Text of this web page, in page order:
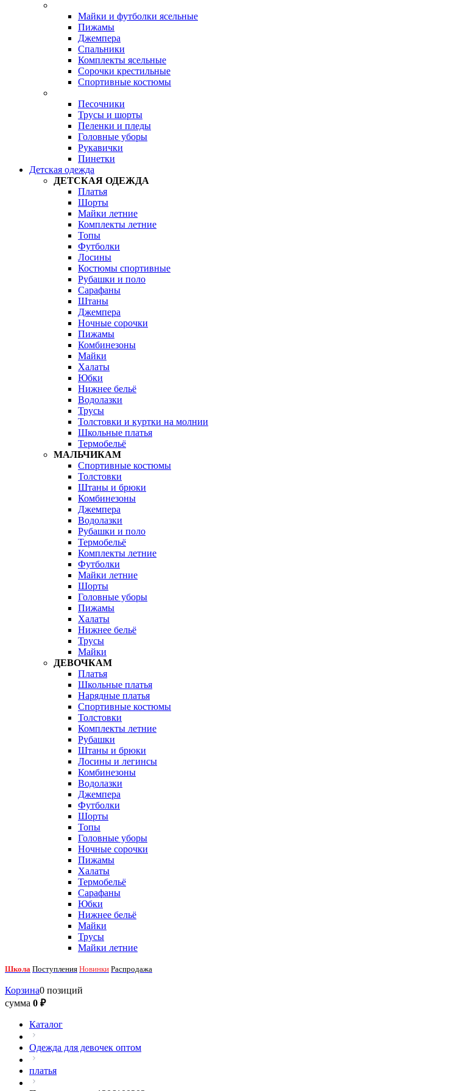
Майки и футболки ясельные
Пижамы
Джемпера
Спальники
Комплекты ясельные
Сорочки крестильные
Спортивные костюмы
Песочники
Трусы и шорты
Пеленки и пледы
Головные уборы
Рукавички
Пинетки
Детская одежда
ДЕТСКАЯ ОДЕЖДА
Платья
Шорты
Майки летние
Комплекты летние
Топы
Футболки
Лосины
Костюмы спортивные
Рубашки и поло
Сарафаны
Штаны
Джемпера
Ночные сорочки
Пижамы
Комбинезоны
Майки
Халаты
Юбки
Нижнее бельё
Водолазки
Трусы
Толстовки и куртки на молнии
Школьные платья
Термобельё
МАЛЬЧИКАМ
Спортивные костюмы
Толстовки
Штаны и брюки
Комбинезоны
Джемпера
Водолазки
Рубашки и поло
Термобельё
Комплекты летние
Футболки
Майки летние
Шорты
Головные уборы
Пижамы
Халаты
Нижнее бельё
Трусы
Майки
ДЕВОЧКАМ
Платья
Школьные платья
Нарядные платья
Спортивные костюмы
Толстовки
Комплекты летние
Рубашки
Штаны и брюки
Лосины и легинсы
Комбинезоны
Водолазки
Джемпера
Футболки
Шорты
Топы
Головные уборы
Ночные сорочки
Пижамы
Халаты
Термобельё
Сарафаны
Юбки
Нижнее бельё
Майки
Трусы
Майки летние
Школа Поступления Новинки Распродажа
Корзина0 позиций
сумма 0 ₽
Каталог
Одежда для девочек оптом
платья